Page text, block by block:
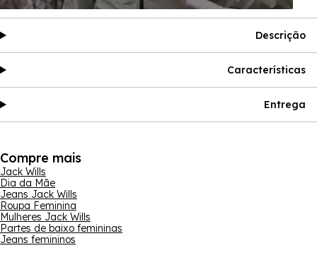
Descrição
Características
Entrega
Compre mais
Jack Wills
Dia da Mãe
Jeans Jack Wills
Roupa Feminina
Mulheres Jack Wills
Partes de baixo femininas
Jeans femininos